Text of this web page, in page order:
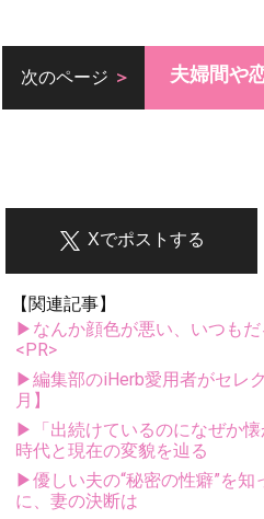
次のページ 夫婦間や
Xでポストする
【関連記事】
▶なんか顔色が悪い、いつもだ
<PR>
▶編集部のiHerb愛用者がセレ
月】
▶「出続けているのになぜか
時代と現在の変貌を辿る
▶優しい夫の“秘密の性癖”を
に、妻の決断は